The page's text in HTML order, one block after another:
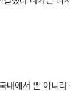
내에서 뿐 아니